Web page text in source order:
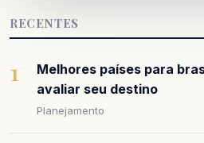
RECENTES
1
Melhores países para
avaliar seu destino
Planejamento